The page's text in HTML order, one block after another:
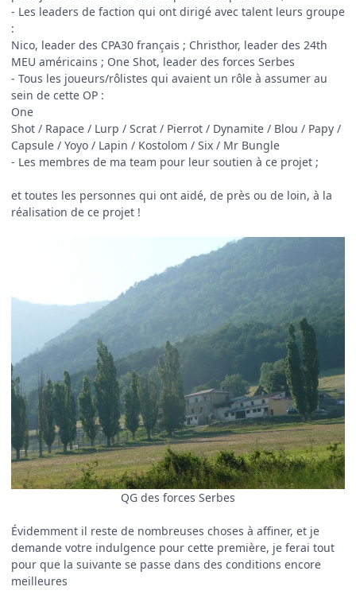
- Les leaders de faction qui ont dirigé avec talent leurs groupe
:
Nico, leader des CPA30 français ; Christhor, leader des 24th
MEU américains ; One Shot, leader des forces Serbes
- Tous les joueurs/rôlistes qui avaient un rôle à assumer au
sein de cette OP :
One
Shot / Rapace / Lurp / Scrat / Pierrot / Dynamite / Blou / Papy /
Capsule / Yoyo / Lapin / Kostolom / Six / Mr Bungle
- Les membres de ma team pour leur soutien à ce projet ;
et toutes les personnes qui ont aidé, de près ou de loin, à la
réalisation de ce projet !
QG des forces Serbes
Évidemment il reste de nombreuses choses à affiner, et je
demande votre indulgence pour cette première, je ferai tout
pour que la suivante se passe dans des conditions encore
meilleures